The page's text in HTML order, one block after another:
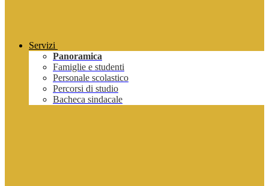
Servizi
Panoramica
Famiglie e studenti
Personale scolastico
Percorsi di studio
Bacheca sindacale